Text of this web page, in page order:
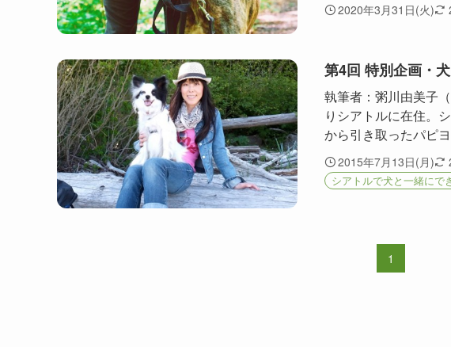
2020年3月31日(火)
第4回 特別企画・
執筆者：粥川由美子
りシアトルに在住。
から引き取ったパピ
2015年7月13日(月)
シアトルで犬と一緒にで
1